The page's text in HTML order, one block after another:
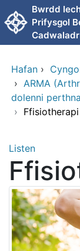
Neidio i'r prif
Bwrdd
Prifysgol
Cadwaladr
Hafan ›
› ARMA
dolenni
› Ffisiotherapi
Listen